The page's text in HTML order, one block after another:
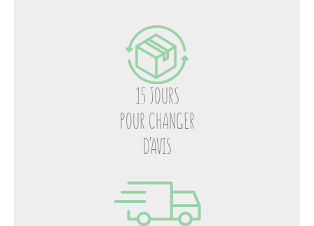
15 JOURS
POUR CHANGER
D’AVIS